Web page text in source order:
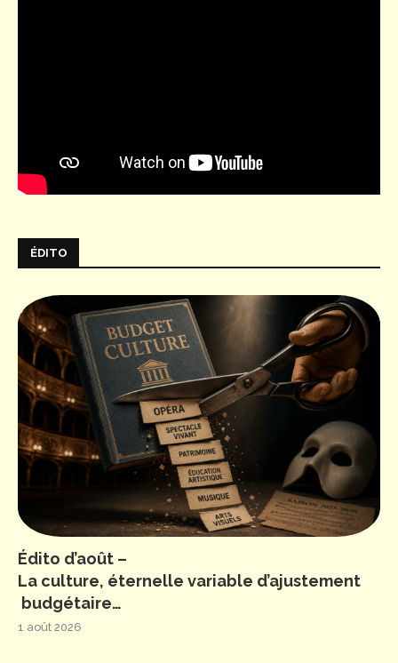
ÉDITO
Édito d’août –
La culture, éternelle variable d’ajustement
budgétaire…
1 août 2026